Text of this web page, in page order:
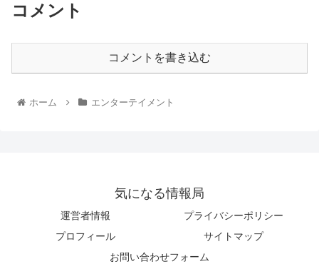
コメント
コメントを書き込む
ホーム エンターテイメント
気になる情報局
運営者情報
プライバシーポリシー
プロフィール
サイトマップ
お問い合わせフォーム